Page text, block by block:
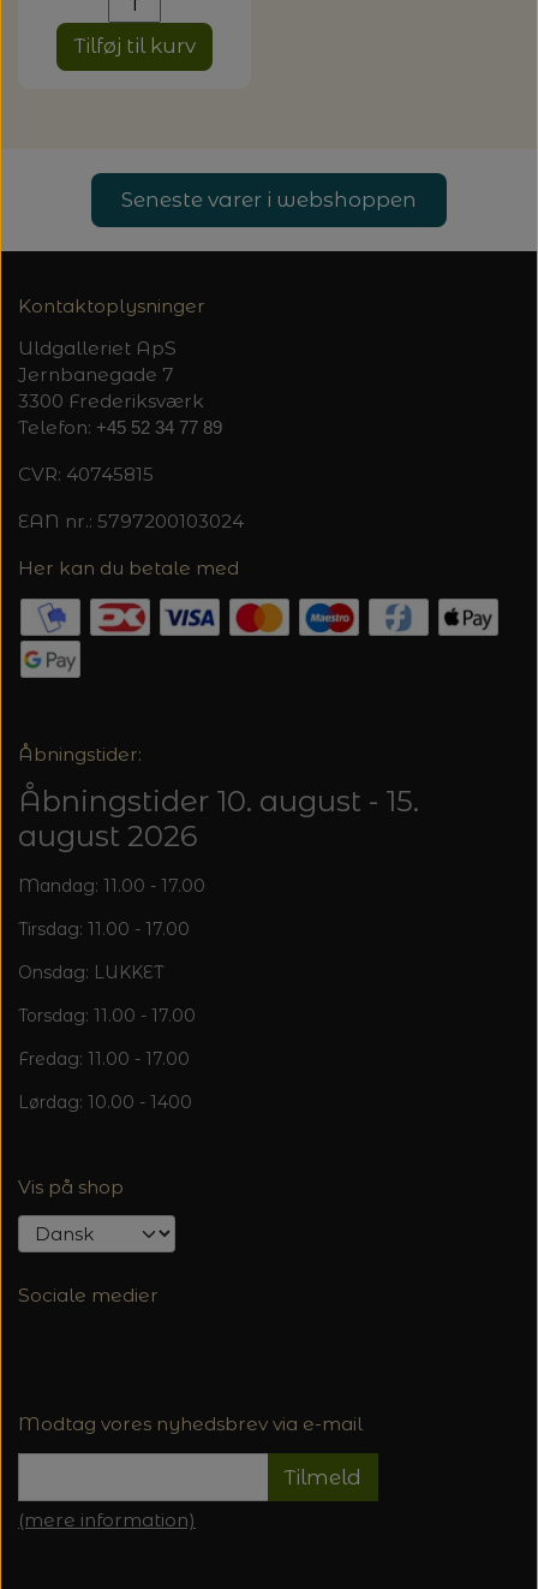
Tilføj til kurv
Seneste varer i webshoppen
Kontaktoplysninger
Uldgalleriet ApS
Jernbanegade 7
3300 Frederiksværk
Telefon: +45 52 34 77 89
CVR: 40745815
EAN nr.: 5797200103024
Her kan du betale med
Åbningstider:
Åbningstider 10. august - 15.
august 2026
Mandag: 11.00 - 17.00
Tirsdag: 11.00 - 17.00
Onsdag: LUKKET
Torsdag: 11.00 - 17.00
Fredag: 11.00 - 17.00
Lørdag: 10.00 - 1400
Vis på shop
Sociale medier
Modtag vores nyhedsbrev via e-mail
Tilmeld
(mere information)